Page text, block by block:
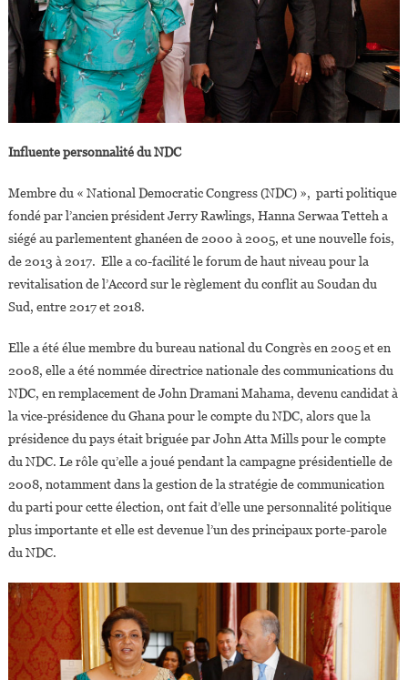
Influente personnalité du NDC
Membre du « National Democratic Congress (NDC) », parti politique
fondé par l’ancien président Jerry Rawlings, Hanna Serwaa Tetteh a
siégé au parlementent ghanéen de 2000 à 2005, et une nouvelle fois,
de 2013 à 2017. Elle a co-facilité le forum de haut niveau pour la
revitalisation de l’Accord sur le règlement du conflit au Soudan du
Sud, entre 2017 et 2018.
Elle a été élue membre du bureau national du Congrès en 2005 et en
2008, elle a été nommée directrice nationale des communications du
NDC, en remplacement de John Dramani Mahama, devenu candidat à
la vice-présidence du Ghana pour le compte du NDC, alors que la
présidence du pays était briguée par John Atta Mills pour le compte
du NDC. Le rôle qu’elle a joué pendant la campagne présidentielle de
2008, notamment dans la gestion de la stratégie de communication
du parti pour cette élection, ont fait d’elle une personnalité politique
plus importante et elle est devenue l’un des principaux porte-parole
du NDC.